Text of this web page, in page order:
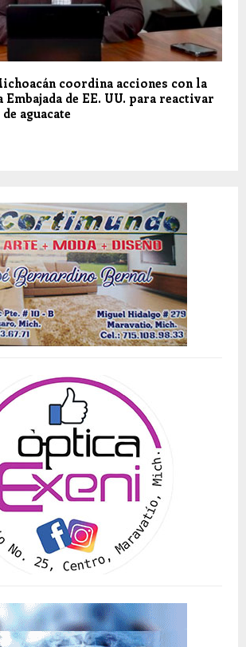
coordina acciones con la
Embajada de EE. UU. para reactivar
aguacate